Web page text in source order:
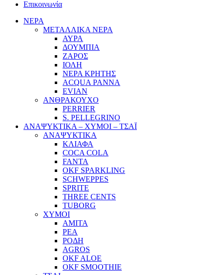
Επικοινωνία
ΝΕΡΑ
ΜΕΤΑΛΛΙΚΑ ΝΕΡΑ
ΑΥΡΑ
ΔΟΥΜΠΙΑ
ΖΑΡΟΣ
ΙΟΛΗ
ΝΕΡΑ ΚΡΗΤΗΣ
ACQUA PANNA
EVIAN
ΑΝΘΡΑΚΟΥΧΟ
PERRIER
S. PELLEGRINO
ΑΝΑΨΥΚΤΙΚΑ – ΧΥΜΟΙ – ΤΣΑΪ
ΑΝΑΨΥΚΤΙΚΑ
ΚΛΙΑΦΑ
COCA COLA
FANTA
OKF SPARKLING
SCHWEPPES
SPRITE
THREE CENTS
TUBORG
ΧΥΜΟΙ
ΑΜΙΤΑ
ΡΕΑ
ΡΟΔΗ
AGROS
OKF ALOE
OKF SMOOTHIE